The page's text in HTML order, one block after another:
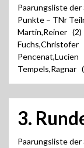
Paarungsliste
Punkte – TNr
Martin,Reiner
Tempels,Ragnar
3.
Paarungsliste